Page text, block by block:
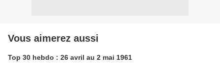
Vous aimerez aussi
Top 30 hebdo : 26 avril au 2 mai 1961